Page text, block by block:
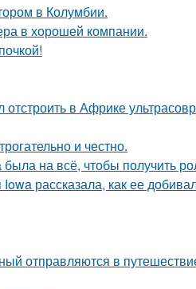
в Колумбии.
в хорошей компании.
в Африке
и честно.
на всё, чтобы получить
рассказала, как ее
отправляются в